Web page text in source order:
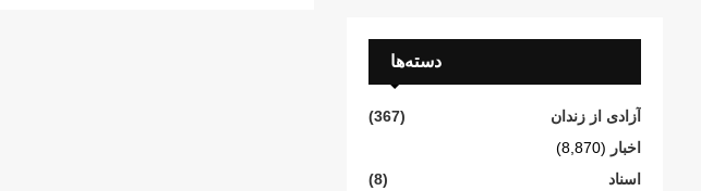
دسته‌ها
آزادی از زندان
(367)
اخبار (8,870)
اسناد
(8)